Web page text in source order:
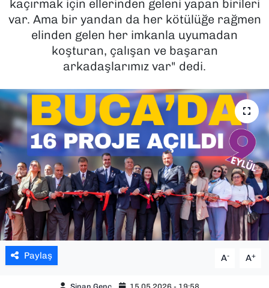
kaçırmak için ellerinden geleni yapan birileri
var. Ama bir yandan da her kötülüğe rağmen
elinden gelen her imkanla uyumadan
koşturan, çalışan ve başaran
arkadaşlarımız var" dedi.
Paylaş A- A+
SAĞLIK
SPOR
TEKNOLOJİ
YAŞAM
YEREL YÖNETİMLER